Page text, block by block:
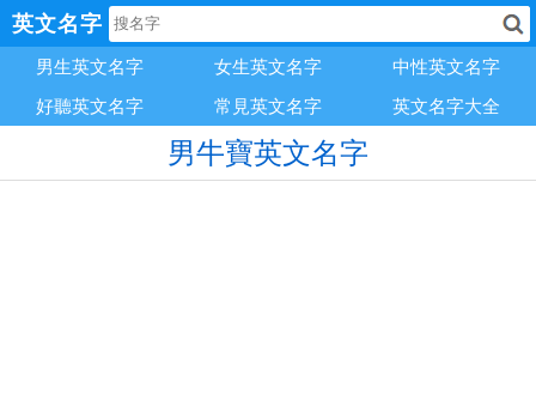
英文名字
男生英文名字 女生英文名字
中性英文名字
好聽英文名字
常見英文名字 英文名字大全
男牛寶英文名字